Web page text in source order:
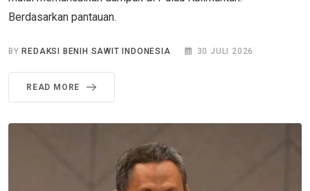
Berdasarkan pantauan.
BYREDAKSI BENIH SAWIT INDONESIA 30 JULI 2026
READ MORE